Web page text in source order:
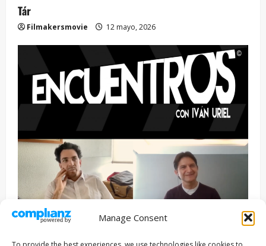
Manage Consent
Tár
Filmakersmovie 12 mayo, 2026
Entrevista Series